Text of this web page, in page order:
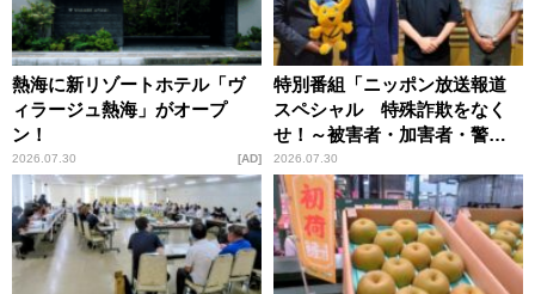
熱海に新リゾートホテル「ヴ
ィラージュ熱海」がオープ
ン！
2026.07.30 AD
特別番組「ニッポン放送報道
スペシャル 特殊詐欺をなく
せ！～被害者・加害者・警視
庁が語るトクリュウの実態
～」放送
2026.07.30